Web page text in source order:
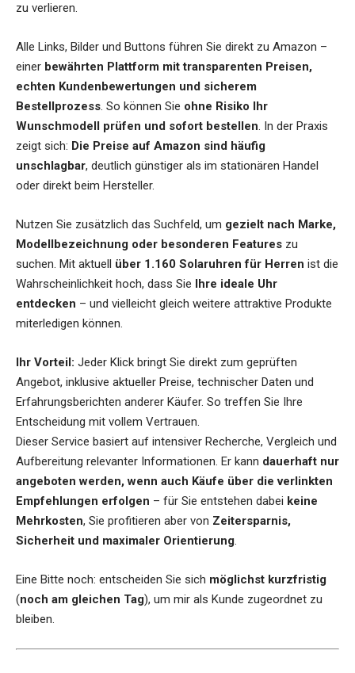
zu verlieren.
Alle Links, Bilder und Buttons führen Sie direkt zu Amazon –
einer bewährten Plattform mit transparenten Preisen,
echten Kundenbewertungen und sicherem
Bestellprozess. So können Sie ohne Risiko Ihr
Wunschmodell prüfen und sofort bestellen. In der Praxis
zeigt sich: Die Preise auf Amazon sind häufig
unschlagbar, deutlich günstiger als im stationären Handel
oder direkt beim Hersteller.
Nutzen Sie zusätzlich das Suchfeld, um gezielt nach Marke,
Modellbezeichnung oder besonderen Features zu
suchen. Mit aktuell über 1.160 Solaruhren für Herren ist die
Wahrscheinlichkeit hoch, dass Sie Ihre ideale Uhr
entdecken – und vielleicht gleich weitere attraktive Produkte
miterledigen können.
Ihr Vorteil: Jeder Klick bringt Sie direkt zum geprüften
Angebot, inklusive aktueller Preise, technischer Daten und
Erfahrungsberichten anderer Käufer. So treffen Sie Ihre
Entscheidung mit vollem Vertrauen.
Dieser Service basiert auf intensiver Recherche, Vergleich und
Aufbereitung relevanter Informationen. Er kann dauerhaft nur
angeboten werden, wenn auch Käufe über die verlinkten
Empfehlungen erfolgen – für Sie entstehen dabei keine
Mehrkosten, Sie profitieren aber von Zeitersparnis,
Sicherheit und maximaler Orientierung.
Eine Bitte noch: entscheiden Sie sich möglichst kurzfristig
(noch am gleichen Tag), um mir als Kunde zugeordnet zu
bleiben.